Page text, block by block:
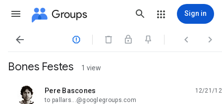
Groups Sign in
   
Bones Festes 1 view
Pere Bascones
unread,
12/21/12
to pallars...@googlegroups.com